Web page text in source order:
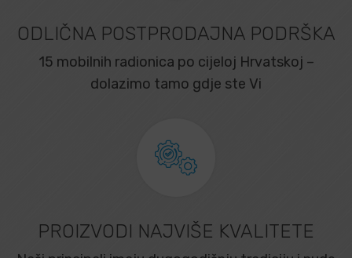
ODLIČNA POSTPRODAJNA PODRŠKA
15 mobilnih radionica po cijeloj Hrvatskoj –
dolazimo tamo gdje ste Vi
PROIZVODI NAJVIŠE KVALITETE